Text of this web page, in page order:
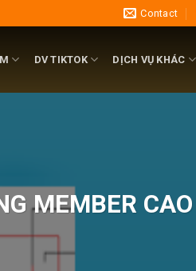
Contact
DV TIKTOK DỊCH VỤ KHÁC
MEMBER CAO